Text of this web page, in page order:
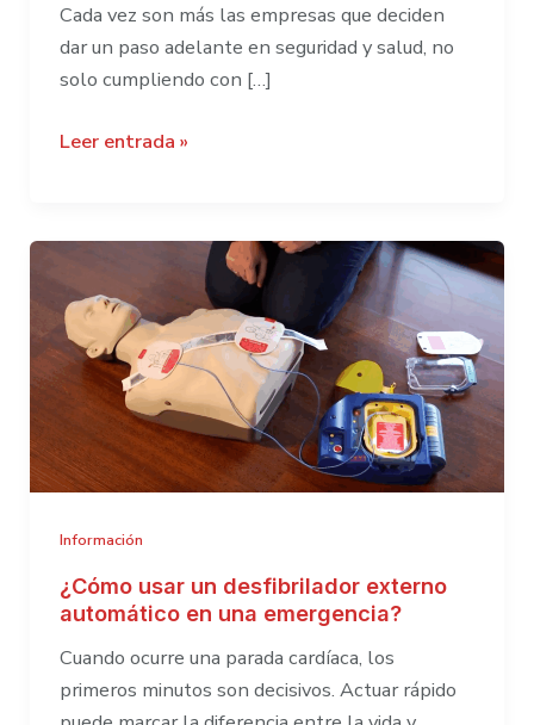
Cada vez son más las empresas que deciden
dar un paso adelante en seguridad y salud, no
solo cumpliendo con […]
¿Por
empresa
contar
con
un
desfibrilador?
Leer entrada »
Información
¿Cómo usar un desfibrilador externo
automático en una emergencia?
Cuando ocurre una parada cardíaca, los
primeros minutos son decisivos. Actuar rápido